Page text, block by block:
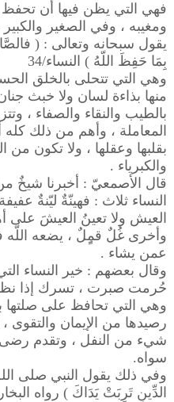
فهي التي يظن فيها أن
ومغيبه ، وفي الصغير والكبير
يقول سبحانه وتعالى : (
بِمَا حَفِظَ اللّهُ ) النساء/34
وهي التي تتحلى بالخلق
منها بذاءة لسان ولا خبث
بالطيب والنقاء والصفاء ،
المعاملة ، وأهم من ذلك كله
بقلبها وعقلها ، ولا تكون من
والكبرياء .
قال الأصمعيّ : أخبرنا شيخٌ
النساء ثلاث : فهينّةٌ ليّنةٌ
العيش ولا تعينُ العيشَ على
وأخرى غُلٌ قمٍِلٌ ، يضعه
عمن يشاء .
وقال بعضهم : خير النساء
حُرمت صبرت ، تسرك إذا
وهي التي تحافظ على صلتها
رصيدها من الإيمان
شيء من النفل ، وتقدم رضى
سواه.
وفي ذلك يقول النبي صلى
الدِّينِ تَرِبَتْ يَدَاكَ ) رواه البخاري (4802) ومسلم